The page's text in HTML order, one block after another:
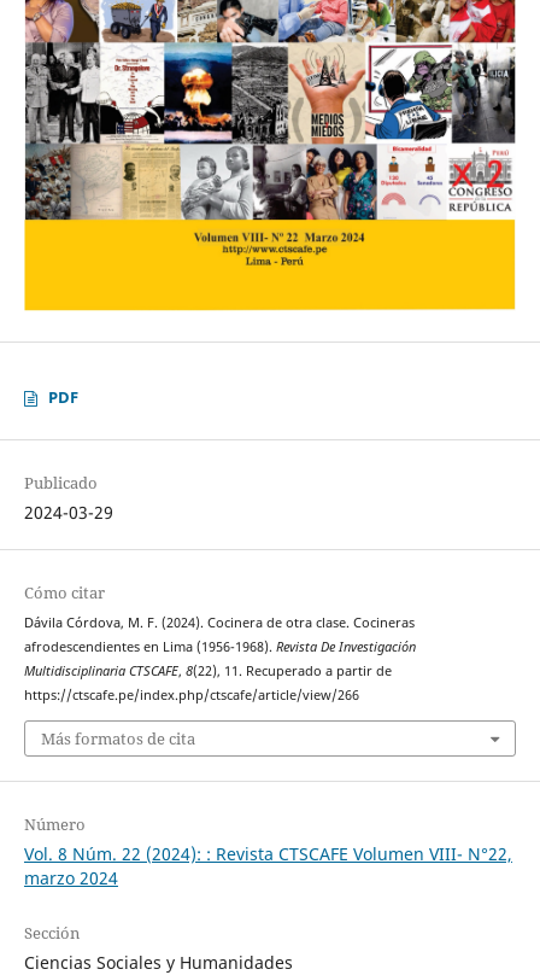
PDF
Publicado
2024-03-29
Cómo citar
Dávila Córdova, M. F. (2024). Cocinera de otra clase. Cocineras
afrodescendientes en Lima (1956-1968). Revista De Investigación
Multidisciplinaria CTSCAFE, 8(22), 11. Recuperado a partir de
https://ctscafe.pe/index.php/ctscafe/article/view/266
Más formatos de cita
Número
Vol. 8 Núm. 22 (2024): : Revista CTSCAFE Volumen VIII- N°22,
marzo 2024
Sección
Ciencias Sociales y Humanidades